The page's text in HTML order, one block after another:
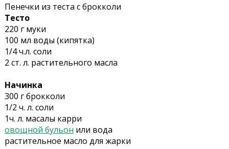
Пенечки из теста с брокколи
Тесто
220 г муки
100 мл воды (кипятка)
1/4 ч.л. соли
2 ст. л. растительного масла
Начинка
300 г брокколи
1/2 ч. л. соли
1ч. л. масалы карри
овощной бульон или вода
растительное масло для жарки